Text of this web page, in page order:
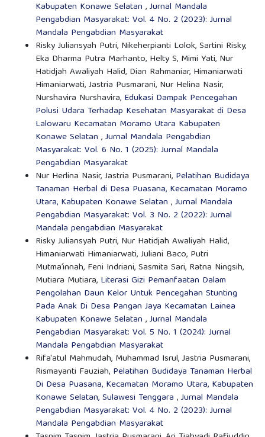
Kabupaten Konawe Selatan ,Jurnal Mandala
Pengabdian Masyarakat: Vol. 4 No. 2 (2023): Jurnal
Mandala Pengabdian Masyarakat
Risky Juliansyah Putri, Nikeherpianti Lolok, Sartini Risky,
Eka Dharma Putra Marhanto, Helty S, Mimi Yati, Nur
Hatidjah Awaliyah Halid, Dian Rahmaniar, Himaniarwati
Himaniarwati, Jastria Pusmarani, Nur Helina Nasir,
Nurshavira Nurshavira, Edukasi Dampak Pencegahan
Polusi Udara Terhadap Kesehatan Masyarakat di Desa
Lalowaru Kecamatan Moramo Utara Kabupaten
Konawe Selatan ,Jurnal Mandala Pengabdian
Masyarakat: Vol. 6 No. 1 (2025): Jurnal Mandala
Pengabdian Masyarakat
Nur Herlina Nasir, Jastria Pusmarani, Pelatihan Budidaya
Tanaman Herbal di Desa Puasana, Kecamatan Moramo
Utara, Kabupaten Konawe Selatan ,Jurnal Mandala
Pengabdian Masyarakat: Vol. 3 No. 2 (2022): Jurnal
Mandala pengabdian Masyarakat
Risky Juliansyah Putri, Nur Hatidjah Awaliyah Halid,
Himaniarwati Himaniarwati, Juliani Baco, Putri
Mutma’innah, Feni Indriani, Sasmita Sari, Ratna Ningsih,
Mutiara Mutiara, Literasi Gizi Pemanfaatan Dalam
Pengolahan Daun Kelor Untuk Pencegahan Stunting
Pada Anak Di Desa Pangan Jaya Kecamatan Lainea
Kabupaten Konawe Selatan ,Jurnal Mandala
Pengabdian Masyarakat: Vol. 5 No. 1 (2024): Jurnal
Mandala Pengabdian Masyarakat
Rifa'atul Mahmudah, Muhammad Isrul, Jastria Pusmarani,
Rismayanti Fauziah, Pelatihan Budidaya Tanaman Herbal
Di Desa Puasana, Kecamatan Moramo Utara, Kabupaten
Konawe Selatan, Sulawesi Tenggara ,Jurnal Mandala
Pengabdian Masyarakat: Vol. 4 No. 2 (2023): Jurnal
Mandala Pengabdian Masyarakat